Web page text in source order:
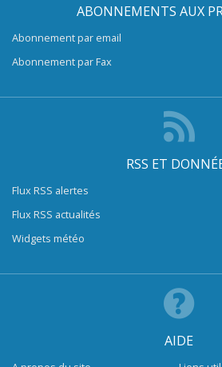
ABONNEMENTS AUX
Abonnement par email
Abonnement par Fax
RSS ET
Flux RSS alertes
Flux RSS actualités
Widgets météo
AIDE